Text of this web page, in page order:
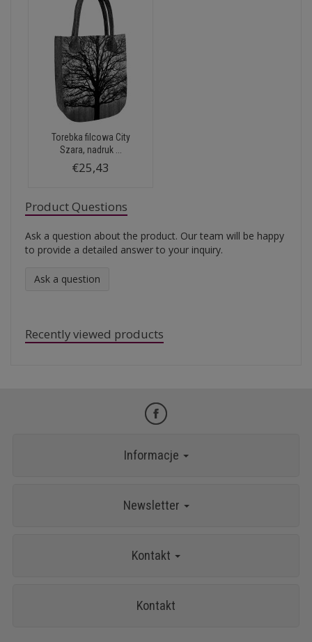
Torebka filcowa City
Szara, nadruk ...
€25,43
Product Questions
Ask a question about the product. Our team will be happy
to provide a detailed answer to your inquiry.
Ask a question
Recently viewed products
Informacje
Newsletter
Kontakt
Kontakt